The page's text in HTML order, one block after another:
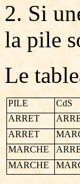
2. Si
la pile
Le
PILE CdS
ARRET
ARRET
MARCHE
MARCHE